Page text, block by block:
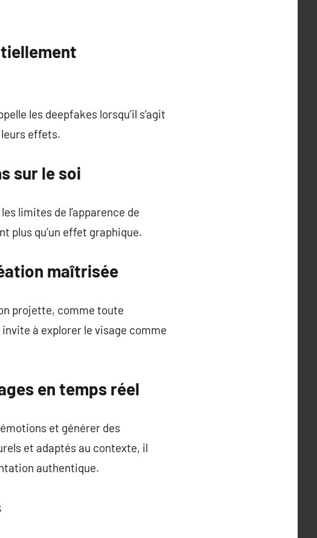
les deepfakes lorsqu’il s’agit
effets.
sur le soi
limites de l’apparence de
plus qu’un effet graphique.
maîtrisée
projette, comme toute
à explorer le visage comme
en temps réel
et générer des
et adaptés au contexte, il
authentique.